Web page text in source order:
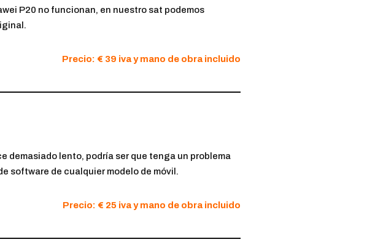
P20 no funcionan, en nuestro sat podemos
Precio: € 39 iva y mano de obra incluido
demasiado lento, podría ser que tenga un problema
software de cualquier modelo de móvil.
Precio: € 25 iva y mano de obra incluido